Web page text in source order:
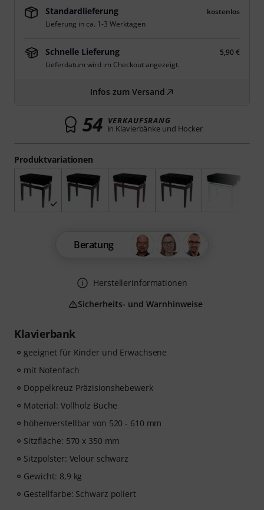
Klavierbank
geeignet für Kinder und Erwachsene
mit Notenfach
Doppelkreuz Präzisionshebewerk
Material: Vollholz Buche
höhenverstellbar von 520 - 610 mm
Sitzfläche: 570 x 350 mm
Sitzpolster: Velour schwarz
Gewicht: 8,9 kg
Gestellfarbe: Schwarz poliert
Produktvariationen
Standardlieferung
kostenlos
Lieferung in ca. 1-3 Werktagen
Schnelle Lieferung
5,90 €
Lieferdatum wird im Checkout angezeigt.
Infos zum Versand
54 VERKAUFSRANG
in Klavierbänke und Hocker
Beratung
Herstellerinformationen
Sicherheits- und Warnhinweise